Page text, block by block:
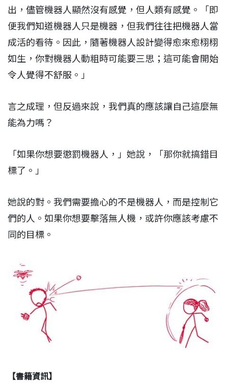
出，儘管機器人顯然沒有感覺，但人類有感覺。「即
便我們知道機器人只是機器，但我們往往把機器人當
成活的看待。因此，隨著機器人設計變得愈來愈栩栩
如生，你對機器人動粗時可能要三思；這可能會開始
令人覺得不舒服。」
言之成理，但反過來說，我們真的應該讓自己這麼無
能為力嗎？
「如果你想要懲罰機器人，」她說，「那你就搞錯目
標了。」
她說的對。我們需要擔心的不是機器人，而是控制它
們的人。如果你想要擊落無人機，或許你應該考慮不
同的目標。
【書籍資訊】